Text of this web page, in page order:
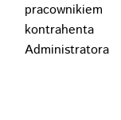
pracownikiem
kontrahenta
Administratora